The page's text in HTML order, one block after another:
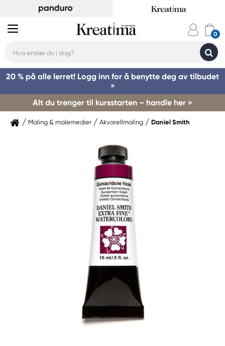
20 % på alle lerret! Logg inn for å benytte deg av tilbudet
»
Alt du trenger til kursstarten – handle her »
Maling & malemedier Akvarellmaling Daniel Smith